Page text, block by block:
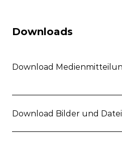
Downloads
Download
Download Bilder und